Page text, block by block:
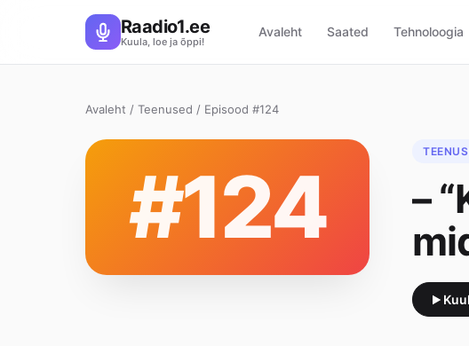
Raadio1.ee
Kuula, loe ja õppi!
Avaleht Saated Tehnoloogia
Avaleht / Teenused / Episood #124
#124
–